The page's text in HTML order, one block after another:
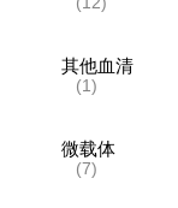
其他血清
(1)
微载体
(7)